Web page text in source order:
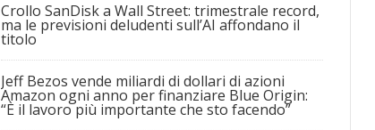
Crollo SanDisk a Wall Street: trimestrale record,
ma le previsioni deludenti sull’AI affondano il
titolo
Jeff Bezos vende miliardi di dollari di azioni
Amazon ogni anno per finanziare Blue Origin:
“È il lavoro più importante che sto facendo”